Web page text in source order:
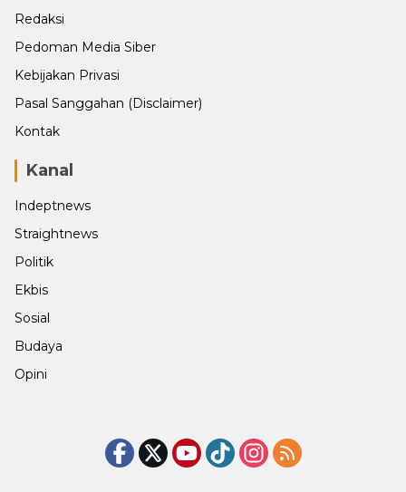
Redaksi
Pedoman Media Siber
Kebijakan Privasi
Pasal Sanggahan (Disclaimer)
Kontak
Kanal
Indeptnews
Straightnews
Politik
Ekbis
Sosial
Budaya
Opini